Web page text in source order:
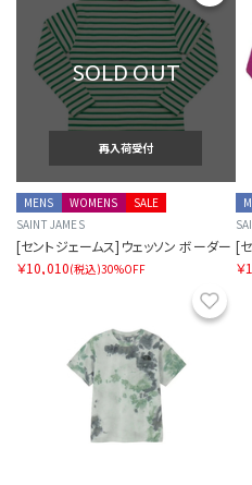
SOLD OUT
再入荷受付
SALE
MENS
WOMENS
SAINT JAMES
[セントジェームス]ウェッソン ボーダー
￥10,010(税込)30%OFF
[
お